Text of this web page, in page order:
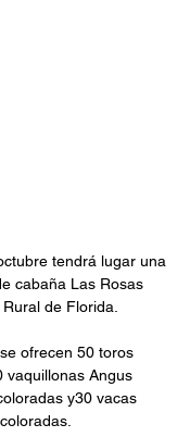
tendrá lugar una
cabaña Las Rosas
de Florida.
ofrecen 50 toros
vaquillonas Angus
y30 vacas